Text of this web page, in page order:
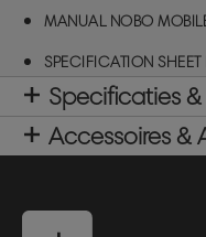
MANUAL NOBO
SPECIFICATION
Specificaties
Accessoires &